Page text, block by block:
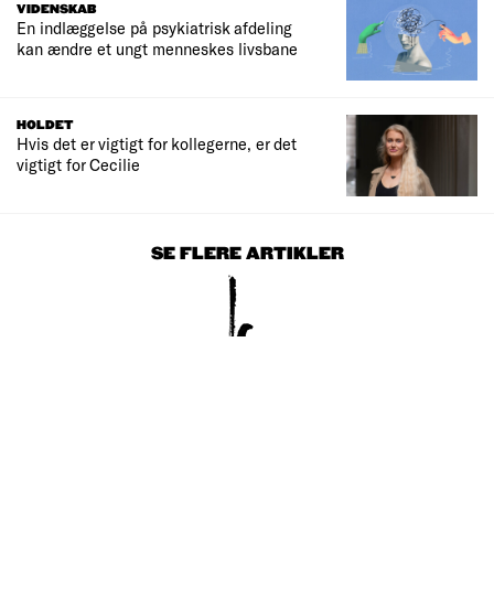
VIDENSKAB
En indlæggelse på psykiatrisk afdeling
kan ændre et ungt menneskes livsbane
HOLDET
Hvis det er vigtigt for kollegerne, er det
vigtigt for Cecilie
SE FLERE ARTIKLER